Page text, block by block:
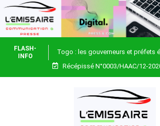
FLASH-
INFO
Togo : les gouverneurs et préfets
Blitta
Récépissé N°0003/HAAC/12-